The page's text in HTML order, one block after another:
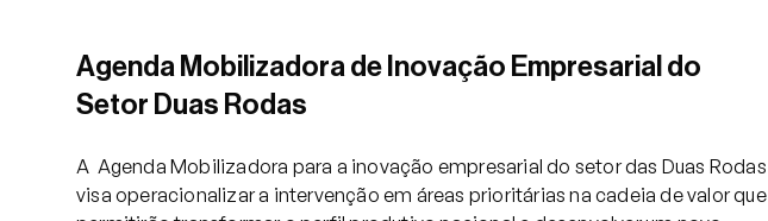
Serviços
Projetos
Agenda Mobilizadora de Inovação Empresarial do
Setor Duas Rodas
A Agenda Mobilizadora para a inovação empresarial do setor das Duas Rodas
visa operacionalizar a intervenção em áreas prioritárias na cadeia de valor que